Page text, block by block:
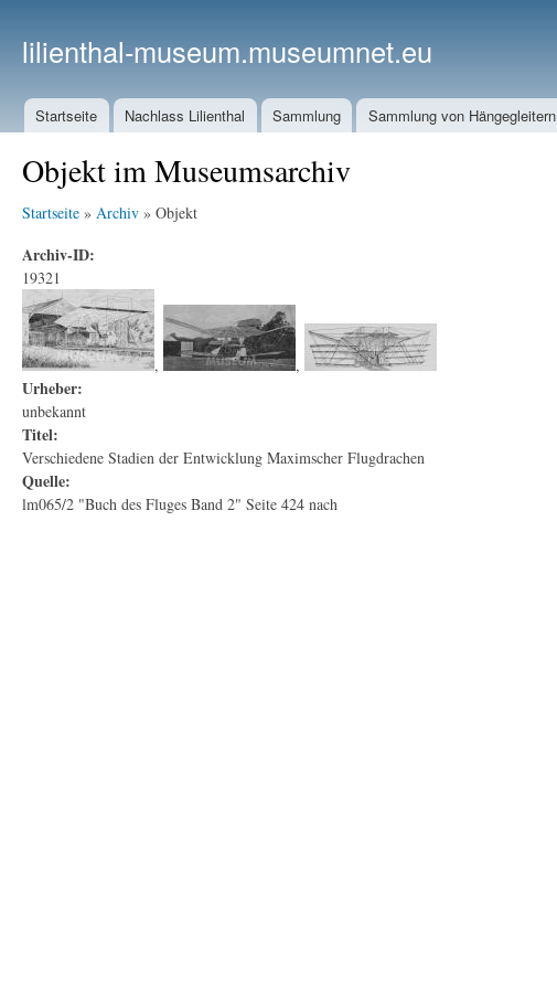
lilienthal-museum.museumnet.eu
Startseite Nachlass Lilienthal Sammlung Sammlung von Hängegleitern
Objekt im Museumsarchiv
Startseite » Archiv » Objekt
Archiv-ID:
19321
, ,
Urheber:
unbekannt
Titel:
Verschiedene Stadien der Entwicklung Maximscher Flugdrachen
Quelle:
lm065/2 "Buch des Fluges Band 2" Seite 424 nach